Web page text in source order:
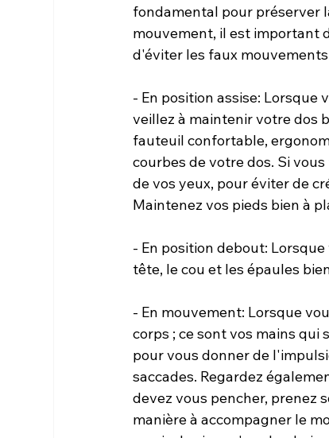
fondamental pour préserver
mouvement, il est important
d'éviter les faux
- En position assise: Lorsque
veillez à maintenir votre dos
fauteuil confortable,
courbes de votre dos. Si
de vos yeux, pour éviter de
Maintenez vos pieds bien à
- En position debout:
tête, le cou et les épaules
- En mouvement: Lorsque
corps ; ce sont vos mains
pour vous donner de
saccades. Regardez
devez vous pencher, prenez
manière à accompagner le